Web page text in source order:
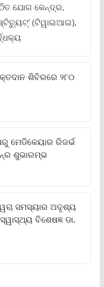
ଯୋଗ କେନ୍ଦ୍ର,
(ଟିୱାଇଆଇ),
ଶିବିରରେ ୨୮୦
ମେଡିକେୟାର ରିଜର୍ଭ
ଶୁଭାରମ୍ଭ
ସମସ୍ୟାର ଅଦୃଶ୍ୟ
ବିଶେଷଜ୍ଞ ଡା.